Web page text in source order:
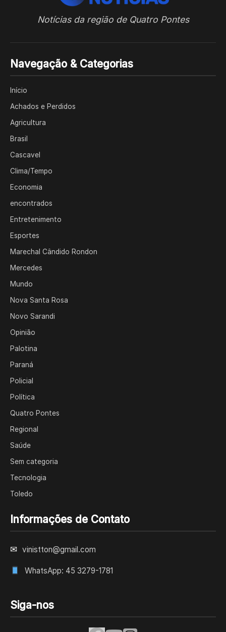
Notícias da região de Quatro Pontes
Navegação & Categorias
Início
Achados e Perdidos
Agricultura
Brasil
Cascavel
Clima/Tempo
Economia
encontrados
Entretenimento
Esportes
Marechal Cândido Rondon
Mercedes
Mundo
Nova Santa Rosa
Novo Sarandi
Opinião
Palotina
Paraná
Policial
Política
Quatro Pontes
Regional
Saúde
Sem categoria
Tecnologia
Toledo
Informações de Contato
✉ vinistton@gmail.com
WhatsApp: 45 3279-1781
Siga-nos